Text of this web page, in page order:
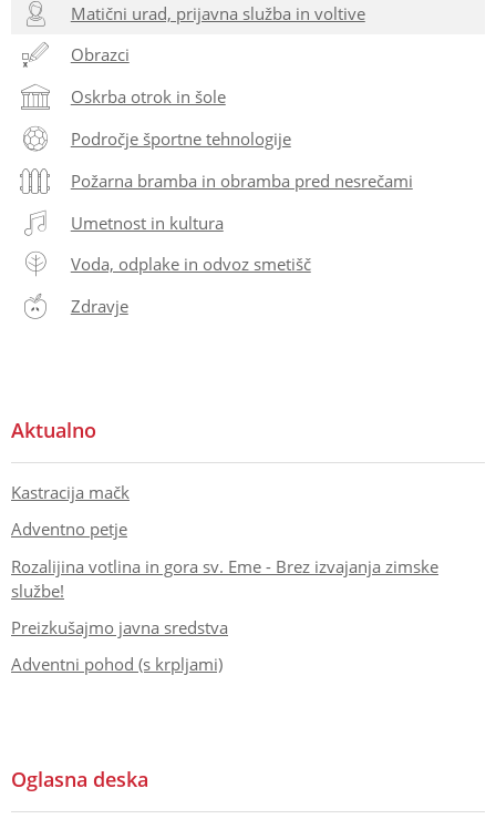
Matični urad, prijavna služba in voltive
Obrazci
Oskrba otrok in šole
Področje športne tehnologije
Požarna bramba in obramba pred nesrečami
Umetnost in kultura
Voda, odplake in odvoz smetišč
Zdravje
Aktualno
Kastracija mačk
Adventno petje
Rozalijina votlina in gora sv. Eme - Brez izvajanja zimske
službe!
Preizkušajmo javna sredstva
Adventni pohod (s krpljami)
Oglasna deska